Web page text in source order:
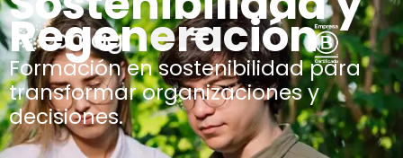
Regeneración
Formación en sostenibilidad para
transformar organizaciones y
decisiones.